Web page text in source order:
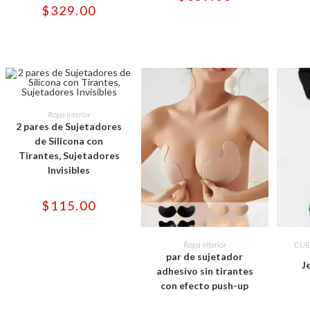
pueden
elegir
$329.00
pueden
SELECCIONAR OPCIONES
producto
tiene
múltiples
variantes.
opciones
se
la
Ropa interior
2 pares de Sujetadores
de Silicona con
Tirantes, Sujetadores
Invisibles
$ 115.00
SELECCIONAR OPCIONES
Este
producto
tiene
múltiples
variantes.
opciones
Ropa interior
par de sujetador
adhesivo sin tirantes
con efecto push-up